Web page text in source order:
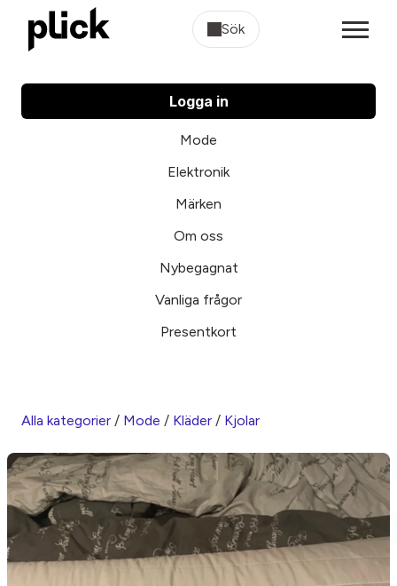
Sök
Logga in
Mode
Elektronik
Märken
Om oss
Nybegagnat
Vanliga frågor
Presentkort
Alla kategorier / Mode / Kläder / Kjolar